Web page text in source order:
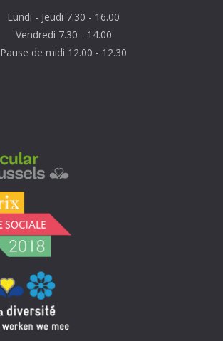
Lundi - Jeudi 7.30 - 16.00
Vendredi 7.30 - 14.00
Pause de midi 12.00 - 12.30